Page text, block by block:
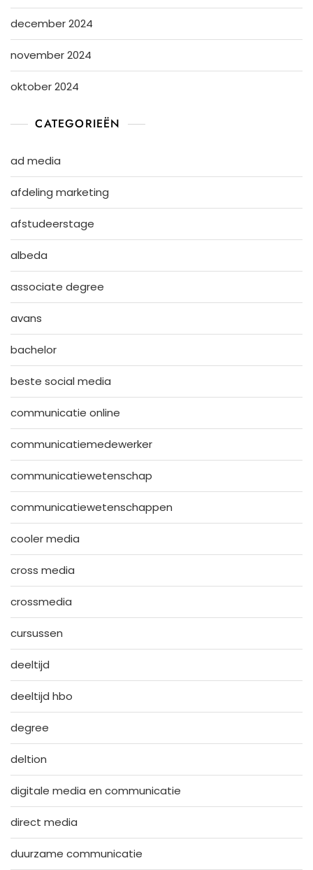
december 2024
november 2024
oktober 2024
CATEGORIEËN
ad media
afdeling marketing
afstudeerstage
albeda
associate degree
avans
bachelor
beste social media
communicatie online
communicatiemedewerker
communicatiewetenschap
communicatiewetenschappen
cooler media
cross media
crossmedia
cursussen
deeltijd
deeltijd hbo
degree
deltion
digitale media en communicatie
direct media
duurzame communicatie